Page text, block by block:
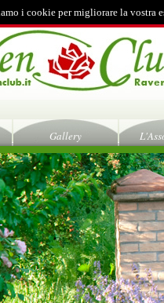
i cookie per migliorare la vostra
Gallery